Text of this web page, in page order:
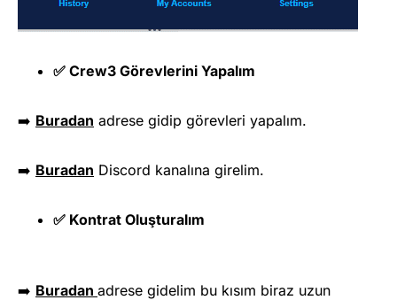
✅ Crew3 Görevlerini Yapalım
➡️ Buradan adrese gidip görevleri yapalım.
➡️ Buradan Discord kanalına girelim.
✅ Kontrat Oluşturalım
➡️ Buradan adrese gidelim bu kısım biraz uzun